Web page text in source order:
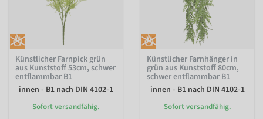
Künstlicher Farnpick grün
aus Kunststoff 53cm, schwer
entflammbar B1
innen - B1 nach DIN 4102-1
Sofort versandfähig.
Künstlicher Farnhänger in
grün aus Kunststoff 80cm,
schwer entflammbar B1
innen - B1 nach DIN 4102-1
Sofort versandfähig.